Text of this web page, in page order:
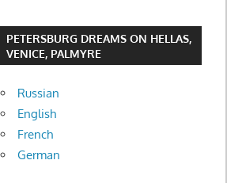
PETERSBURG DREAMS ON HELLAS,
VENICE, PALMYRE
Russian
English
French
German